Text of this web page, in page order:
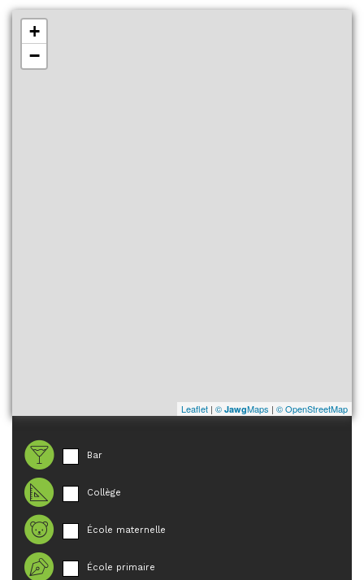
+
−
Leaflet | © JawgMaps | © OpenStreetMap
Bar
Collège
École maternelle
École primaire